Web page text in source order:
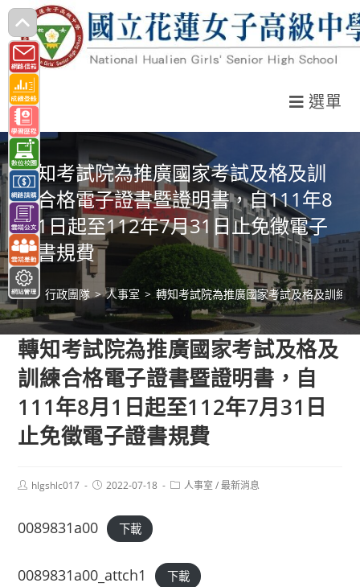
跳
轉
至
主
要
內
容
選單
轉知考試院為推廣國家考試及格及訓
練合格電子證書暨證明書，自111年8
月1日起至112年7月31日止免徵電子
證書規費
> 行政團隊 > 人事室 > 轉知考試院為推廣國家考試及格及訓練
轉知考試院為推廣國家考試及格及
訓練合格電子證書暨證明書，自
111年8月1日起至112年7月31日
止免徵電子證書規費
Posthlgshlc017
Post2022-07-18
Post人事室 / 最新消息
0089831a00 下載
0089831a00_attch1 下載